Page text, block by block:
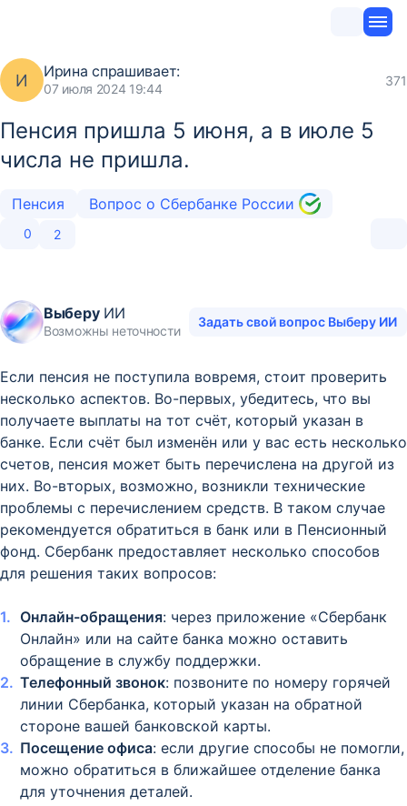
И Ирина спрашивает:
07 июля 2024 19:44
371
Пенсия пришла 5 июня, а в июле 5
числа не пришла.
Пенсия Вопрос о Сбербанке России
0 2
ВыберуИИ
Возможны неточности
Задать свой вопрос Выберу ИИ
Если пенсия не поступила вовремя, стоит проверить
несколько аспектов. Во-первых, убедитесь, что вы
получаете выплаты на тот счёт, который указан в
банке. Если счёт был изменён или у вас есть несколько
счетов, пенсия может быть перечислена на другой из
них. Во-вторых, возможно, возникли технические
проблемы с перечислением средств. В таком случае
рекомендуется обратиться в банк или в Пенсионный
фонд. Сбербанк предоставляет несколько способов
для решения таких вопросов:
Онлайн-обращения: через приложение «Сбербанк
Онлайн» или на сайте банка можно оставить
обращение в службу поддержки.
Телефонный звонок: позвоните по номеру горячей
линии Сбербанка, который указан на обратной
стороне вашей банковской карты.
Посещение офиса: если другие способы не помогли,
можно обратиться в ближайшее отделение банка
для уточнения деталей.